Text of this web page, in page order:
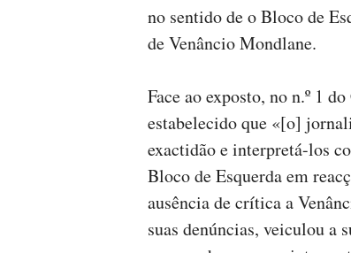
no sentido de o Bloco de
de Venâncio Mondlane.
Face ao exposto, no n.º 1
estabelecido que «[o]
exactidão e interpretá-los
Bloco de Esquerda em
ausência de crítica a
suas denúncias, veiculou a